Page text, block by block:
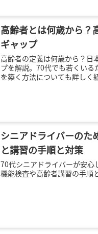
高齢者とは何歳から？
ギャップ
高齢者の定義は何歳から？日
プを解説。70代でも若くい
を築く方法についても詳しく
シニアドライバーのた
と講習の手順と対策
70代シニアドライバーが安
機能検査や高齢者講習の手順